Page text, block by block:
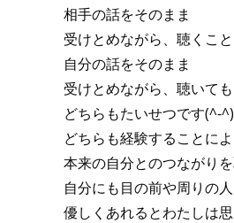
相手の話をそのまま
受けとめながら、聴くこ
自分の話をそのまま
受けとめながら、聴いて
どちらもたいせつです(^-^)
どちらも経験することに
本来の自分とのつながり
自分にも目の前や周りの
優しくあれるとわたしは思